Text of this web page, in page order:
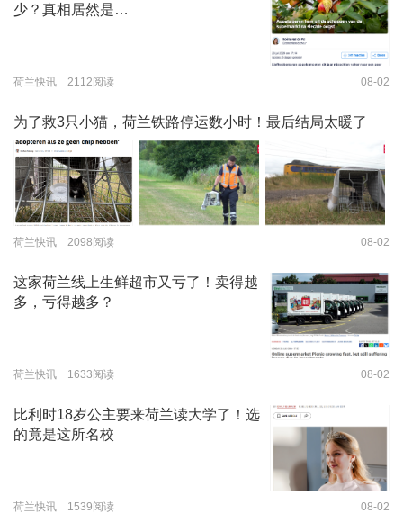
少？真相居然是…
荷兰快讯 2112阅读 08-02
为了救3只小猫，荷兰铁路停运数小时！最后结局太暖了
荷兰快讯 2098阅读 08-02
这家荷兰线上生鲜超市又亏了！卖得越
多，亏得越多？
荷兰快讯 1633阅读 08-02
比利时18岁公主要来荷兰读大学了！选
的竟是这所名校
荷兰快讯 1539阅读 08-02